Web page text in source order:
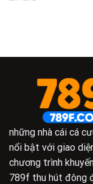
những nhà cái cá
nổi bật với giao
chương trình
789f thu hút đông